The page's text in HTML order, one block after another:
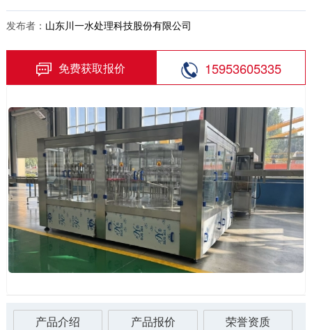
发布者： 山东川一水处理科技股份有限公司
免费获取报价 15953605335
产品介绍 产品报价
荣誉资质